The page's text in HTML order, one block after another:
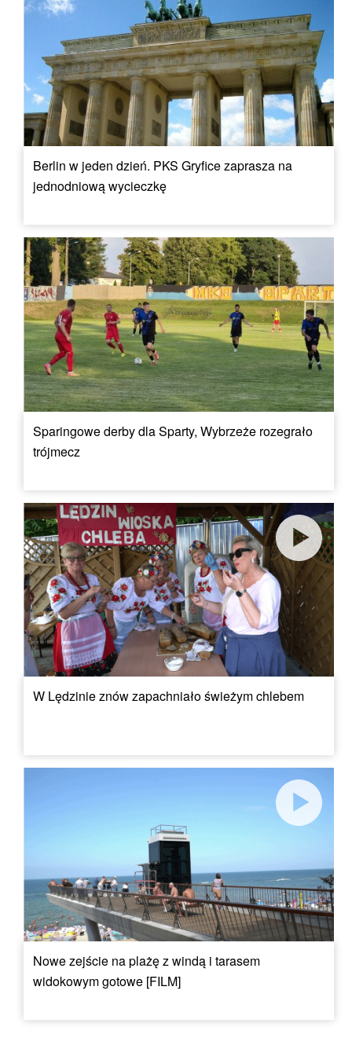
Berlin w jeden dzień. PKS Gryfice zaprasza na
jednodniową wycieczkę
Sparingowe derby dla Sparty, Wybrzeże rozegrało
trójmecz
W Lędzinie znów zapachniało świeżym chlebem
Nowe zejście na plażę z windą i tarasem
widokowym gotowe [FILM]